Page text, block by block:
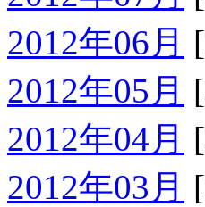
2012年06月
2012年05月
2012年04月
2012年03月